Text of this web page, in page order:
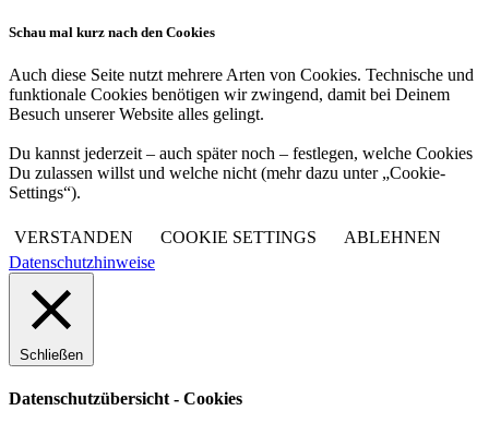
Schau mal kurz nach den Cookies
Auch diese Seite nutzt mehrere Arten von Cookies. Technische und
funktionale Cookies benötigen wir zwingend, damit bei Deinem
Besuch unserer Website alles gelingt.
Du kannst jederzeit – auch später noch – festlegen, welche Cookies
Du zulassen willst und welche nicht (mehr dazu unter „Cookie-
Settings“).
VERSTANDEN COOKIE SETTINGS
ABLEHNEN
Datenschutzhinweise
Schließen
Datenschutzübersicht - Cookies